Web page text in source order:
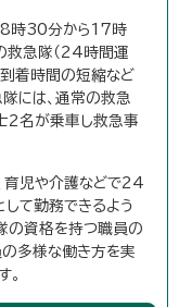
8時30分から17時
救急隊（24時間運
到着時間の短縮など
には、通常の救急
2名が乗車し救急事
育児や介護などで24
て勤務できるよう
の資格を持つ職員の
多様な働き方を実
。